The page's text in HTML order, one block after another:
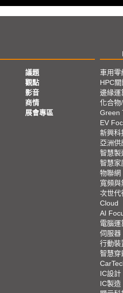
議題
觀點
影音
商情
展會專區
車用零
HPC
邊緣運
化合物
Green
EV
新興科
亞洲供
智慧製
智慧家
物聯網
寬頻與
次世代
Cloud
AI
電腦運
伺服器
行動裝
智慧穿
IC設計
IC製造